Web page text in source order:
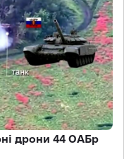
дрони 44 ОАБр